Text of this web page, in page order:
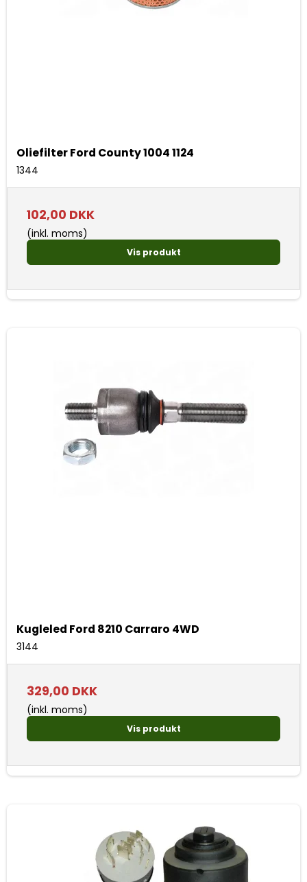
Oliefilter Ford County 1004 1124
1344
102,00 DKK
(inkl. moms)
Vis produkt
Kugleled Ford 8210 Carraro 4WD
3144
329,00 DKK
(inkl. moms)
Vis produkt